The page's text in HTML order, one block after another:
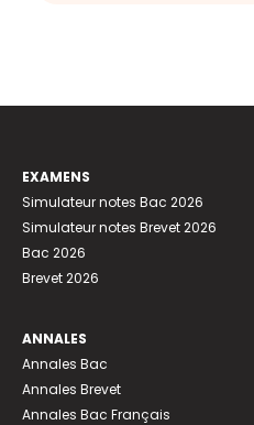
EXAMENS
Simulateur notes Bac 2026
Simulateur notes Brevet 2026
Bac 2026
Brevet 2026
ANNALES
Annales Bac
Annales Brevet
Annales Bac Français